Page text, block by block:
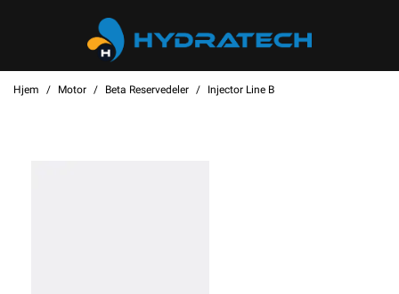
Hjem Motor Beta Reservedeler Injector Line B